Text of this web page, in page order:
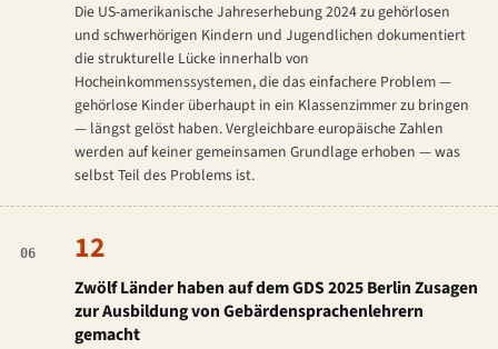
Die US-amerikanische Jahreserhebung 2024 zu gehörlosen
und schwerhörigen Kindern und Jugendlichen dokumentiert
die strukturelle Lücke innerhalb von
Hocheinkommenssystemen, die das einfachere Problem —
gehörlose Kinder überhaupt in ein Klassenzimmer zu bringen
— längst gelöst haben. Vergleichbare europäische Zahlen
werden auf keiner gemeinsamen Grundlage erhoben — was
selbst Teil des Problems ist.
06 12
Zwölf Länder haben auf dem GDS 2025 Berlin Zusagen
zur Ausbildung von Gebärdensprachenlehrern
gemacht